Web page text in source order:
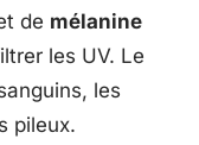
de mélanine
les UV. Le
les
pileux.